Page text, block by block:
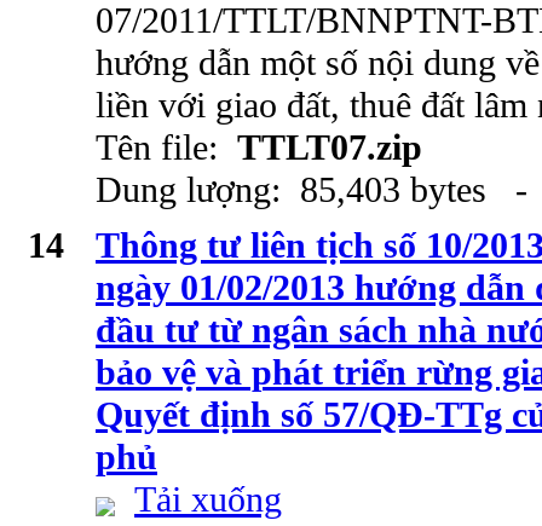
07/2011/TTLT/BNNPTNT-
hướng dẫn một số nội dung
liền với giao đất, thuê đất lâm
Tên file: TTLT07.zip
Dung lượng: 85,403 bytes
14
Thông tư liên tịch số 10/
ngày 01/02/2013 hướng
đầu tư từ ngân sách nhà
bảo vệ và phát triển rừng
Quyết định số 57/QĐ-TTg
phủ
Tải xuống